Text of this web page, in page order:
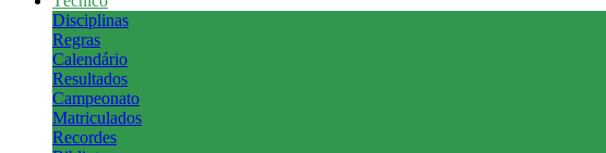
Disciplinas
Regras
Calendário
Resultados
Campeonato
Matriculados
Recordes